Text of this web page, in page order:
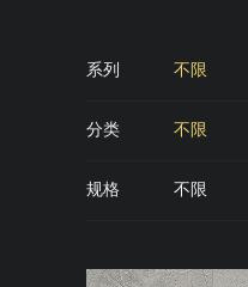
系列 不限
分类 不限
规格 不限